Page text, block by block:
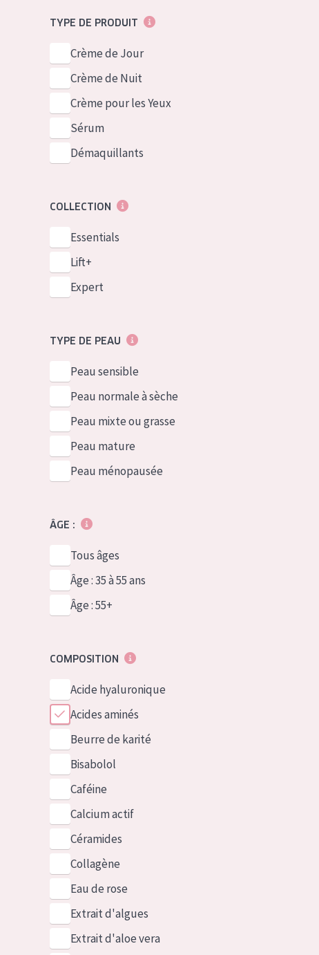
TYPE DE PRODUIT
Crème de Jour
Crème de Nuit
Crème pour les Yeux
Sérum
Démaquillants
COLLECTION
Essentials
Lift+
Expert
TYPE DE PEAU
Peau sensible
Peau normale à sèche
Peau mixte ou grasse
Peau mature
Peau ménopausée
ÂGE :
Tous âges
Âge : 35 à 55 ans
Âge : 55+
COMPOSITION
Acide hyaluronique
Acides aminés
Beurre de karité
Bisabolol
Caféine
Calcium actif
Céramides
Collagène
Eau de rose
Extrait d'algues
Extrait d'aloe vera